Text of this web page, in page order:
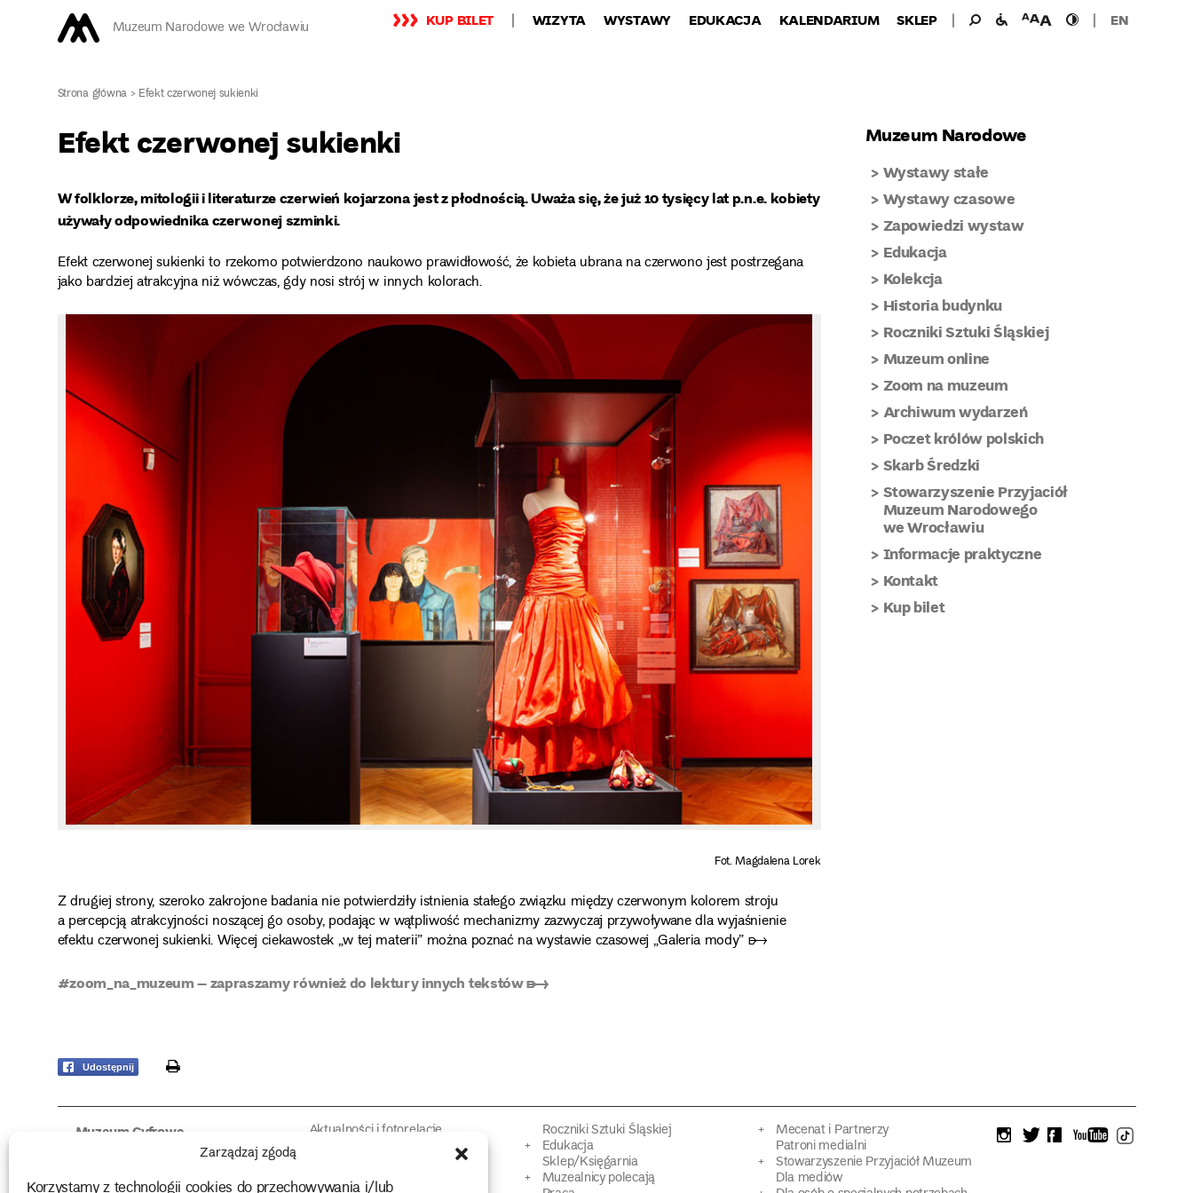
Zarządzaj zgodą
Muzeum Narodowe we Wrocławiu KUP BILET WIZYTA WYSTAWY EDUKACJA KALENDARIUM SKLEP Wyszukaj
Wyszukiwanie
dla:
udogodnieniawielkość
czcionki
wysoki
kontrast
EN
Strona główna>Efekt czerwonej sukienki
Efekt czerwonej sukienki
W folklorze, mitologii i literaturze czerwień kojarzona jest z płodnością. Uważa się, że już 10 tysięcy lat p.n.e. kobiety
używały odpowiednika czerwonej szminki.
Efekt czerwonej sukienki to rzekomo potwierdzono naukowo prawidłowość, że kobieta ubrana na czerwono jest postrzegana
jako bardziej atrakcyjna niż wówczas, gdy nosi strój w innych kolorach.
Fot. Magdalena Lorek
Z drugiej strony, szeroko zakrojone badania nie potwierdziły istnienia stałego związku między czerwonym kolorem stroju
a percepcją atrakcyjności noszącej go osoby, podając w wątpliwość mechanizmy zazwyczaj przywoływane dla wyjaśnienie
efektu czerwonej sukienki. Więcej ciekawostek „w tej materii” można poznaćna wystawie czasowej „Galeria mody” ➸
#zoom_na_muzeum – zapraszamy również do lektury innych tekstów ➸
Udostępnij print
Muzeum Narodowe
Wystawy stałe
Wystawy czasowe
Zapowiedzi wystaw
Edukacja
Kolekcja
Historia budynku
Roczniki Sztuki Śląskiej
Muzeum online
Zoom na muzeum
Archiwum wydarzeń
Poczet królów polskich
Skarb Średzki
Stowarzyszenie Przyjaciół
Muzeum Narodowego
we Wrocławiu
Informacje praktyczne
Kontakt
Kup bilet
Muzeum Cyfrowe
Użyczenia obiektów
Aktualności i fotorelacje
Muzealne rozmowy
Roczniki Sztuki Śląskiej
Edukacja
Sklep/Księgarnia
Muzealnicy polecają
Mecenat i Partnerzy
Patroni medialni
Stowarzyszenie Przyjaciół Muzeum
Dla mediów
instagram
twitterfacebookyoutube
tiktok